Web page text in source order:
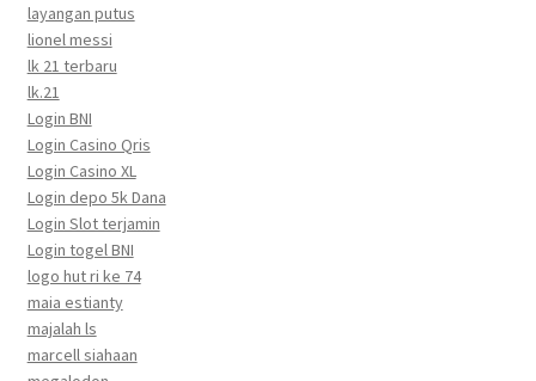
layangan putus
lionel messi
lk 21 terbaru
lk.21
Login BNI
Login Casino Qris
Login Casino XL
Login depo 5k Dana
Login Slot terjamin
Login togel BNI
logo hut ri ke 74
maia estianty
majalah ls
marcell siahaan